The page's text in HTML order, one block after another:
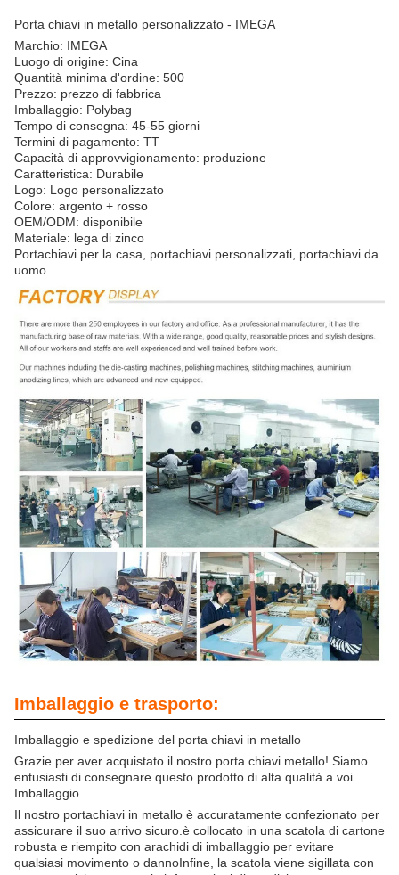
Porta chiavi in metallo personalizzato - IMEGA
Marchio: IMEGA
Luogo di origine: Cina
Quantità minima d'ordine: 500
Prezzo: prezzo di fabbrica
Imballaggio: Polybag
Tempo di consegna: 45-55 giorni
Termini di pagamento: TT
Capacità di approvvigionamento: produzione
Caratteristica: Durabile
Logo: Logo personalizzato
Colore: argento + rosso
OEM/ODM: disponibile
Materiale: lega di zinco
Portachiavi per la casa, portachiavi personalizzati, portachiavi da
uomo
Imballaggio e trasporto:
Imballaggio e spedizione del porta chiavi in metallo
Grazie per aver acquistato il nostro porta chiavi metallo! Siamo
entusiasti di consegnare questo prodotto di alta qualità a voi.
Imballaggio
Il nostro portachiavi in metallo è accuratamente confezionato per
assicurare il suo arrivo sicuro.è collocato in una scatola di cartone
robusta e riempito con arachidi di imballaggio per evitare
qualsiasi movimento o dannoInfine, la scatola viene sigillata con